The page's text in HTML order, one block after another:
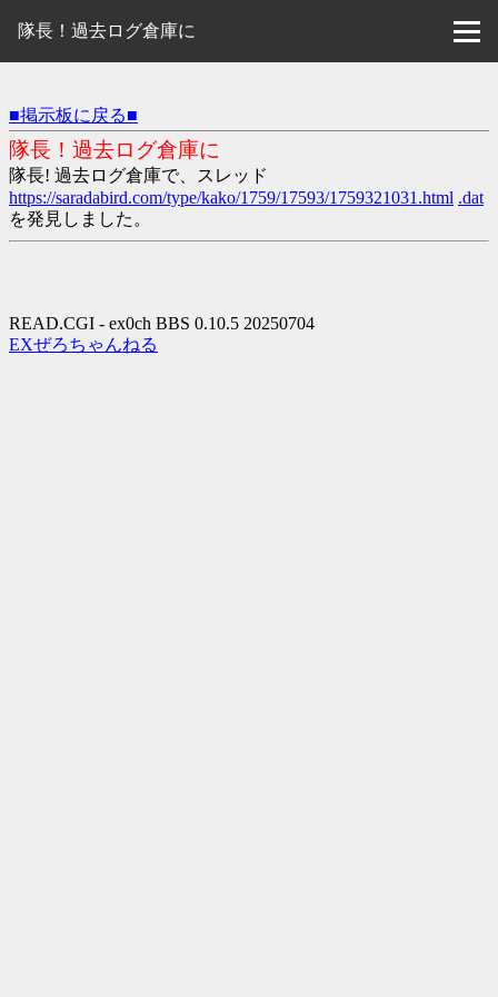
隊長！過去ログ倉庫に
■掲示板に戻る■
隊長！過去ログ倉庫に
隊長! 過去ログ倉庫で、スレッド
https://saradabird.com/type/kako/1759/17593/1759321031.html .dat
を発見しました。
READ.CGI - ex0ch BBS 0.10.5 20250704
EXぜろちゃんねる